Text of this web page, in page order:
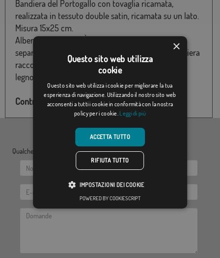
Bandiera del Portogallo con tovaglia ricamata,
realizzata in tessuto double satin, ricamata su un lato.
Misura 15x25 cm.
Albero non incluso. È possibile acquistare
separatamente l'albero da tavolo. Per questa bandiera
raccomandiamo il montante da tavolo con base in
legno
Controlla lo stock di questo prodotto
Qualche dubbio? Inviaci le tue domande:
×
Questo sito web utilizza
cookie
Questo sito web utilizza i cookie per migliorare la tua
esperienza di navigazione. Utilizzando il nostro sito web
acconsenti a tutti i cookie in conformità con la nostra
policy per i cookie. Leggi di più
ACCETTA TUTTO
RIFIUTA TUTTO
IMPOSTAZIONI DEI COOKIE
POWERED BY COOKIESCRIPT